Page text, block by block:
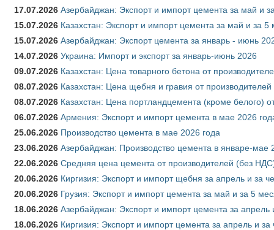
17.07.2026 Азербайджан: Экспорт и импорт цемента за май и
15.07.2026 Казахстан: Экспорт и импорт цемента за май и за
15.07.2026 Азербайджан: Экспорт цемента за январь - июнь
14.07.2026 Украина: Импорт и экспорт за январь-июнь 2026
09.07.2026 Казахстан: Цена товарного бетона от
08.07.2026 Казахстан: Цена щебня и гравия от
08.07.2026 Казахстан: Цена портландцемента (кроме белого)
06.07.2026 Армения: Экспорт и импорт цемента в мае 2026
25.06.2026 Производство цемента в мае 2026 года
23.06.2026 Азербайджан: Производство цемента в январе-мае
22.06.2026 Средняя цена цемента от производителей (без
20.06.2026 Киргизия: Экспорт и импорт щебня за апрель и за
20.06.2026 Грузия: Экспорт и импорт цемента за май и за 5
18.06.2026 Азербайджан: Экспорт и импорт цемента за
18.06.2026 Киргизия: Экспорт и импорт цемента за апрель и